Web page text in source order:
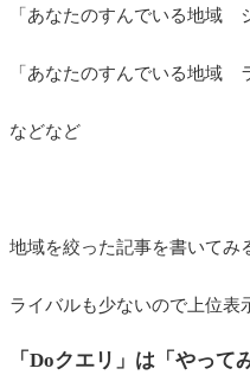
「あなたのすんでいる地域
「あなたのすんでいる地域
などなど
地域を絞った記事を書いてみ
ライバルも少ないので上位表
「Doクエリ」は「やって